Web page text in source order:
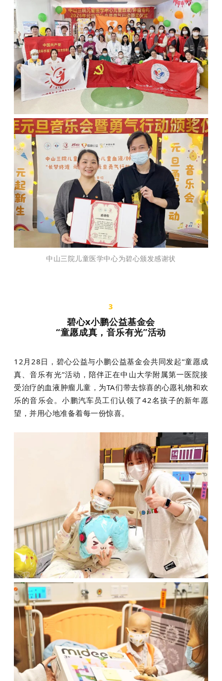
中山三院儿童医学中心为碧心颁发感谢状
3
碧心x小鹏公益基金会
“童愿成真，音乐有光”活动
12月28日，碧心公益与小鹏公益基金会共同发起“童愿成
真、音乐有光”活动，陪伴正在中山大学附属第一医院接
受治疗的血液肿瘤儿童，为TA们带去惊喜的心愿礼物和欢
乐的音乐会。小鹏汽车员工们认领了42名孩子的新年愿
望，并用心地准备着每一份惊喜。